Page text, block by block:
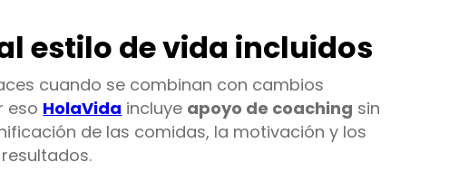
estilo de vida incluidos
cuando se combinan con cambios
eso HolaVida incluye apoyo de coaching sin
de las comidas, la motivación y los